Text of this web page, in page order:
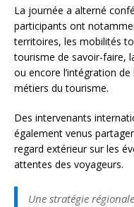
La journée a alterné
participants ont
territoires, les mobilités
tourisme de savoir-faire,
ou encore l’intégration de
métiers du tourisme.
Des intervenants
également venus
regard extérieur sur les
attentes des voyageurs.
Une stratégie